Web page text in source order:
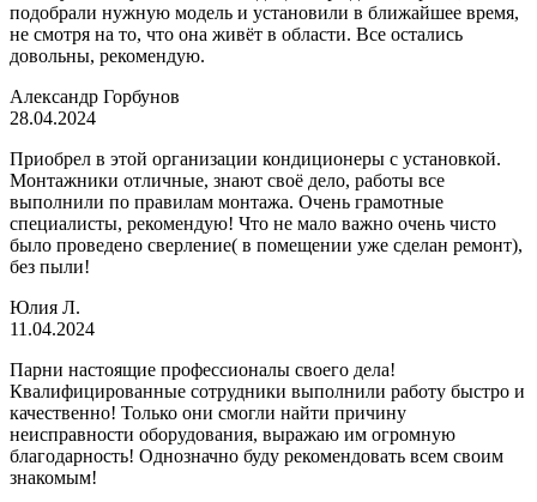
подобрали нужную модель и установили в ближайшее время,
не смотря на то, что она живёт в области. Все остались
довольны, рекомендую.
Александр Горбунов
28.04.2024
Приобрел в этой организации кондиционеры с установкой.
Монтажники отличные, знают своё дело, работы все
выполнили по правилам монтажа. Очень грамотные
специалисты, рекомендую! Что не мало важно очень чисто
было проведено сверление( в помещении уже сделан ремонт),
без пыли!
Юлия Л.
11.04.2024
Парни настоящие профессионалы своего дела!
Квалифицированные сотрудники выполнили работу быстро и
качественно! Только они смогли найти причину
неисправности оборудования, выражаю им огромную
благодарность! Однозначно буду рекомендовать всем своим
знакомым!